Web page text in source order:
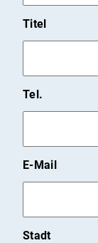
Titel
Tel.
E-Mail
Stadt